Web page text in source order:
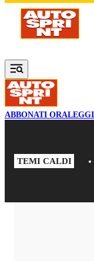
Vai al contenuto
ABBONATI ORA
TEMI CALDI